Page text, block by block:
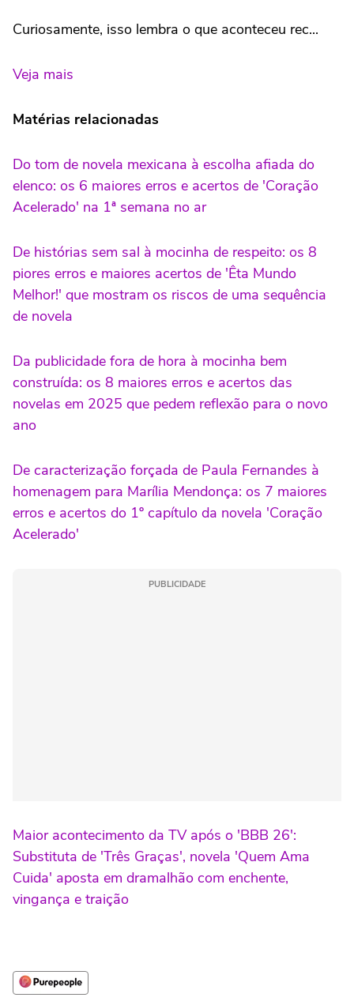
Curiosamente, isso lembra o que aconteceu rec...
Veja mais
Matérias relacionadas
Do tom de novela mexicana à escolha afiada do
elenco: os 6 maiores erros e acertos de 'Coração
Acelerado' na 1ª semana no ar
De histórias sem sal à mocinha de respeito: os 8
piores erros e maiores acertos de 'Êta Mundo
Melhor!' que mostram os riscos de uma sequência
de novela
Da publicidade fora de hora à mocinha bem
construída: os 8 maiores erros e acertos das
novelas em 2025 que pedem reflexão para o novo
ano
De caracterização forçada de Paula Fernandes à
homenagem para Marília Mendonça: os 7 maiores
erros e acertos do 1º capítulo da novela 'Coração
Acelerado'
PUBLICIDADE
Maior acontecimento da TV após o 'BBB 26':
Substituta de 'Três Graças', novela 'Quem Ama
Cuida' aposta em dramalhão com enchente,
vingança e traição